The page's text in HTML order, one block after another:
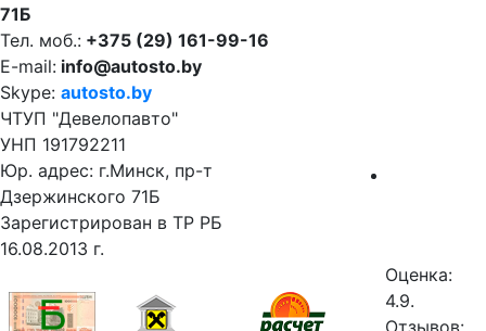
71Б
Тел. моб.: +375 (29) 161-99-16
E-mail: info@autosto.by
Skype: autosto.by
ЧТУП "Девелопавто"
УНП 191792211
Юр. адрес: г.Минск, пр-т
Дзержинского 71Б
Зарегистрирован в ТР РБ
16.08.2013 г.
Оценка:
4.9.
Отзывов: